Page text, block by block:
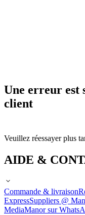
Une erreur est
client
Veuillez réessayer plus
AIDE &
Commande & livraison
ExpressSuppliers @
MediaManor sur